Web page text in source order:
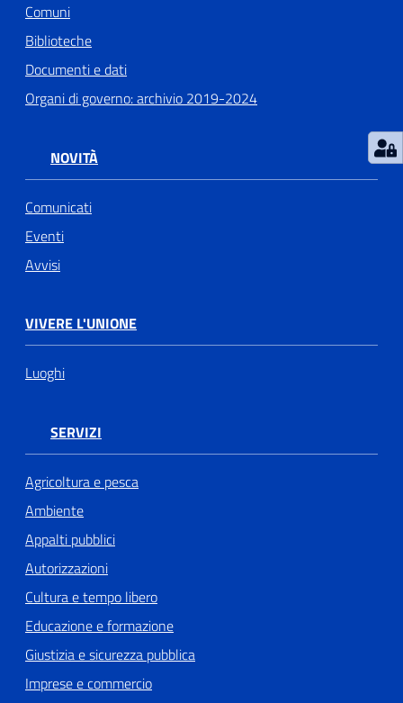
Comuni
Biblioteche
Documenti e dati
Organi di governo: archivio 2019-2024
NOVITÀ
Comunicati
Eventi
Avvisi
VIVERE L'UNIONE
Luoghi
SERVIZI
Agricoltura e pesca
Ambiente
Appalti pubblici
Autorizzazioni
Cultura e tempo libero
Educazione e formazione
Giustizia e sicurezza pubblica
Imprese e commercio